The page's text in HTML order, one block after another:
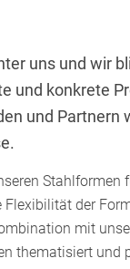
uns und wir
und konkrete
und Partnern
der
mit
thematisiert und